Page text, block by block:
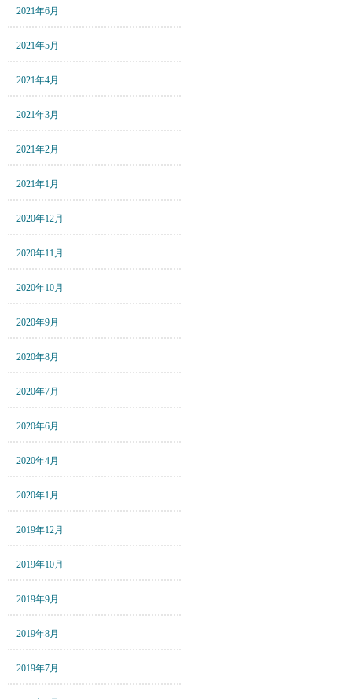
2021年6月
2021年5月
2021年4月
2021年3月
2021年2月
2021年1月
2020年12月
2020年11月
2020年10月
2020年9月
2020年8月
2020年7月
2020年6月
2020年4月
2020年1月
2019年12月
2019年10月
2019年9月
2019年8月
2019年7月